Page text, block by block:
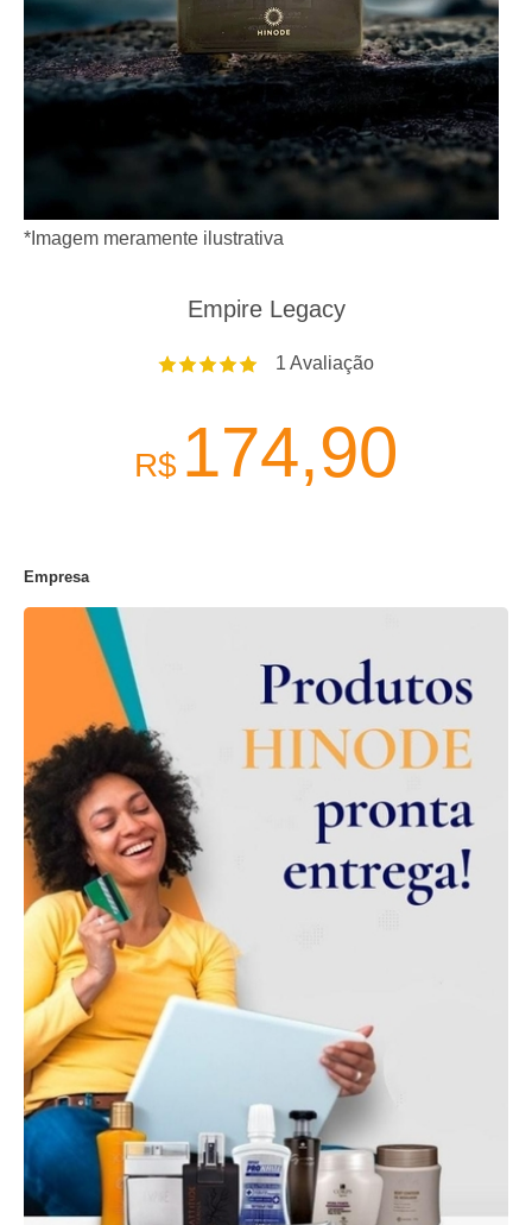
*Imagem meramente ilustrativa
Empire Legacy
1 Avaliação
R$ 174,90
Empresa